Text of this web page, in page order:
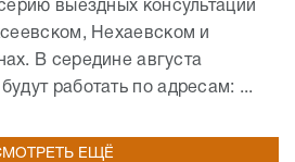
выездных консультаций
Нехаевском и
В середине августа
работать по адресам: ...
ЕЩЁ